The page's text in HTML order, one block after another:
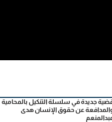
جديدة في سلسلة التنكيل بالمحامية
عن حقوق الإنسان هدى